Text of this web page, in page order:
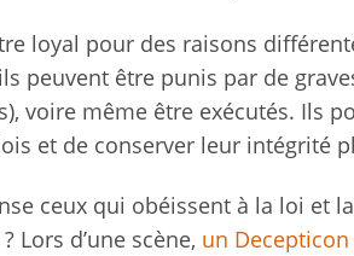
loyal pour des raisons
peuvent être punis par de
voire même être exécutés. Ils
et de conserver leur intégrité
ceux qui obéissent à la loi et
? Lors d’une scène, un